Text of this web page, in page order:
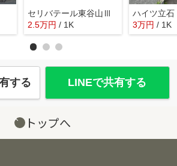
セリバテール東谷山Ⅲ
2.5万円 / 1K
ハイツ立石
3万円 / 1K
する LINEで共有する
トップへ